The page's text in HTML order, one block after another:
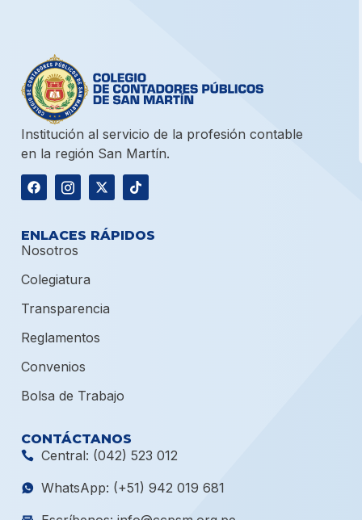
Institución al servicio de la profesión contable
en la región San Martín.
ENLACES RÁPIDOS
Nosotros
Colegiatura
Transparencia
Reglamentos
Convenios
Bolsa de Trabajo
CONTÁCTANOS
Central: (042) 523 012
WhatsApp: (+51) 942 019 681